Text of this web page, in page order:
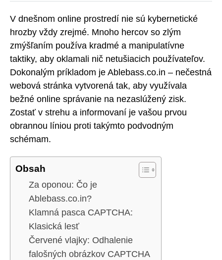
V dnešnom online prostredí nie sú kybernetické
hrozby vždy zrejmé. Mnoho hercov so zlým
zmýšľaním používa kradmé a manipulatívne
taktiky, aby oklamali nič netušiacich používateľov.
Dokonalým príkladom je Ablebass.co.in – nečestná
webová stránka vytvorená tak, aby využívala
bežné online správanie na nezaslúžený zisk.
Zostať v strehu a informovaní je vašou prvou
obrannou líniou proti takýmto podvodným
schémam.
Obsah
Za oponou: Čo je
Ablebass.co.in?
Klamná pasca CAPTCHA:
Klasická lesť
Červené vlajky: Odhalenie
falošných obrázkov CAPTCHA